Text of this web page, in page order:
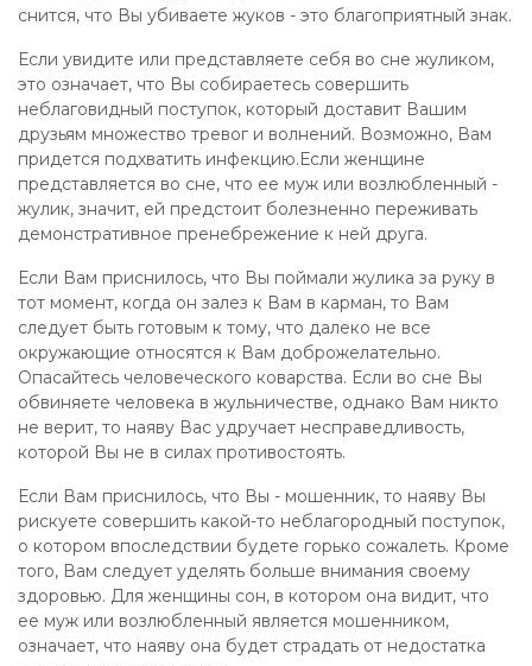
снится, что Вы убиваете жуков - это благоприятный знак.
Если увидите или представляете себя во сне жуликом,
это означает, что Вы собираетесь совершить
неблаговидный поступок, который доставит Вашим
друзьям множество тревог и волнений. Возможно, Вам
придется подхватить инфекцию.Если женщине
представляется во сне, что ее муж или возлюбленный -
жулик, значит, ей предстоит болезненно переживать
демонстративное пренебрежение к ней друга.
Если Вам приснилось, что Вы поймали жулика за руку в
тот момент, когда он залез к Вам в карман, то Вам
следует быть готовым к тому, что далеко не все
окружающие относятся к Вам доброжелательно.
Опасайтесь человеческого коварства. Если во сне Вы
обвиняете человека в жульничестве, однако Вам никто
не верит, то наяву Вас удручает несправедливость,
которой Вы не в силах противостоять.
Если Вам приснилось, что Вы - мошенник, то наяву Вы
рискуете совершить какой-то неблагородный поступок,
о котором впоследствии будете горько сожалеть. Кроме
того, Вам следует уделять больше внимания своему
здоровью. Для женщины сон, в котором она видит, что
ее муж или возлюбленный является мошенником,
означает, что наяву она будет страдать от недостатка